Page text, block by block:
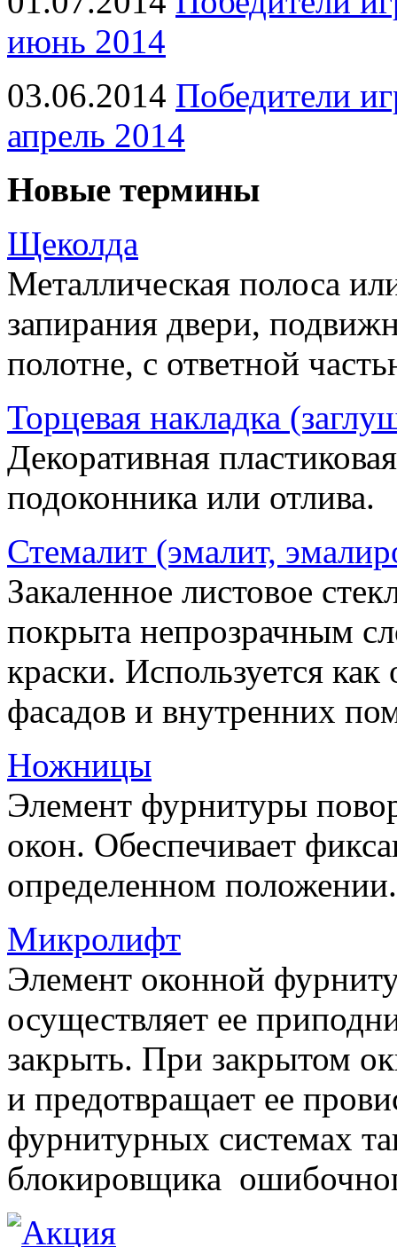
июнь 2014
03.06.2014 Победители
апрель 2014
Новые термины
Щеколда
Металлическая полоса
запирания двери,
полотне, с ответной
Торцевая накладка
Декоративная
подоконника или отлива.
Стемалит (эмалит,
Закаленное листовое
покрыта непрозрачным
краски. Используется
фасадов и внутренних
Ножницы
Элемент фурнитуры
окон. Обеспечивает
определенном положении.
Микролифт
Элемент оконной
осуществляет ее
закрыть. При закрытом
и предотвращает ее
фурнитурных системах
блокировщика